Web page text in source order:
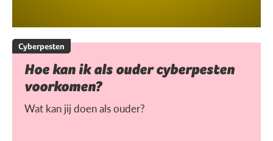
Cyberpesten
Hoe kan ik als ouder cyberpesten
voorkomen?
Wat kan jij doen als ouder?